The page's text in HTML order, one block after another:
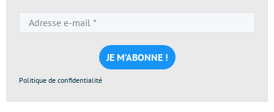
e-
mail
*
Politique de confidentialité